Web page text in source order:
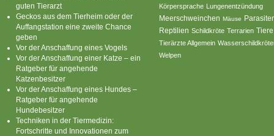
guten Tierarzt
Geckos aus dem Tierheim oder der
Auffangstation eine zweite Chance
geben
Vor der Anschaffung eines Vogels
Vor der Anschaffung einer Katze – ein
Ratgeber für angehende
Katzenbesitzer
Vor der Anschaffung eines Hundes –
Ratgeber für angehende
Hundebesitzer
Techniken in der Tiermedizin:
Fortschritte und Innovationen zum
Körpersprache Lungenentzündung
Meerschweinchen Mäuse
Reptilien Schildkröte Terrarien Tiere
Tierärzte Allgemein
Welpen